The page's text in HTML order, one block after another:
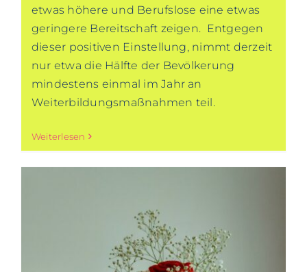
etwas höhere und Berufslose eine etwas
geringere Bereitschaft zeigen. Entgegen
dieser positiven Einstellung, nimmt derzeit
nur etwa die Hälfte der Bevölkerung
mindestens einmal im Jahr an
Weiterbildungsmaßnahmen teil.
Weiterlesen